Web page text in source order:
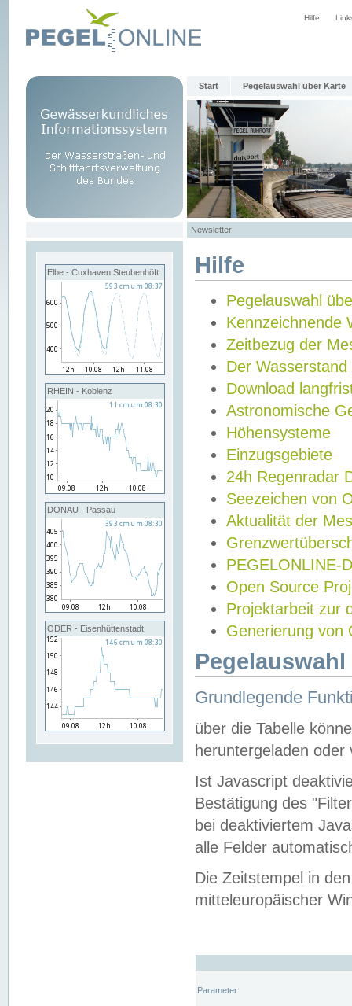
Hilfe
Start Pegelauswahl über Karte
Newsletter
Elbe - Cuxhaven Steubenhöft
RHEIN - Koblenz
DONAU - Passau
ODER - Eisenhüttenstadt
Hilfe
Pegelauswahl
Kennzeichnende
Zeitbezug der
Der Wasserstand
Download
Astronomische
Höhensysteme
Einzugsgebiete
24h Regenradar
Seezeichen von
Aktualität der
PEGELONLINE-
Open Source
Projektarbeit zur
Generierung von
Grundlegende
über die Tabelle
heruntergeladen oder
Ist Javascript
Bestätigung des
bei deaktiviertem
alle Felder
Die Zeitstempel in
mitteleuropäischer
Parameter